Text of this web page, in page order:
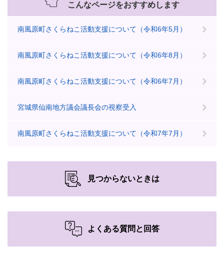
こんなページをおすすめします
南風原町さくらねこ活動支援について（令和6年5月）
南風原町さくらねこ活動支援について（令和6年8月）
南風原町さくらねこ活動支援について（令和6年7月）
宮城県仙南地方議会議長会の視察受入
南風原町さくらねこ活動支援について（令和7年7月）
見つからないときは
よくある質問と回答